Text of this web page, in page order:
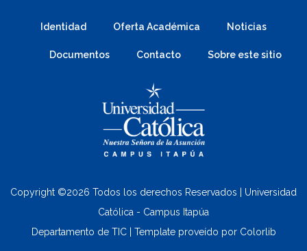
Identidad Oferta Académica Noticias
Documentos Contacto Sobre este sitio
Copyright ©2026 Todos los derechos Reservados | Universidad
Católica - Campus Itapúa
Departamento de TIC | Template proveído por Colorlib